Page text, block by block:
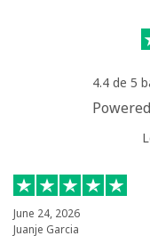
4.4 de 5
June 24, 2026
Juanje Garcia